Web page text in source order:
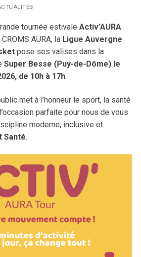
clés
(Pôle Espoirs)
tournée estivale Activ’AURA
AURA, la Ligue Auvergne
pose ses valises dans la
Super Besse (Puy-de-Dôme) le
de 10h à 17h.
met à l’honneur le sport, la santé
parfaite pour nous de vous
moderne, inclusive et
Santé.